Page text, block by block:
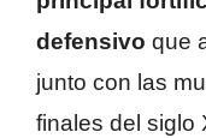
defensivo que
junto con las
finales del siglo